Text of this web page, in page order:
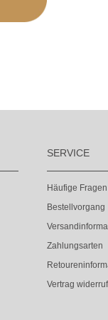
SERVICE
Häufige Fragen
Bestellvorgang
Zahlungsarten
Vertrag